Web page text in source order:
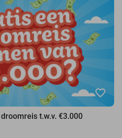
favorite_border
t.w.v. €3.000